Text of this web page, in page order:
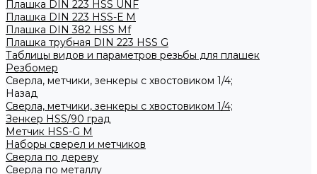
Плашка DIN 223 HSS UNF
Плашка DIN 223 HSS-Е M
Плашка DIN 382 HSS Mf
Плашка трубная DIN 223 HSS G
Таблицы видов и параметров резьбы для плашек
Резбомер
Сверла, метчики, зенкеры с хвостовиком 1/4;
Назад
Сверла, метчики, зенкеры с хвостовиком 1/4;
Зенкер HSS/90 град
Метчик HSS-G М
Наборы сверел и метчиков
Сверла по дереву
Сверла по металлу